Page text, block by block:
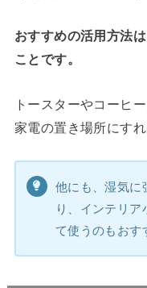
おすすめの活用方法
ことです。
トースターやコーヒ
家電の置き場所にす
他にも、湿気に
り、インテリ
て使うのもおす